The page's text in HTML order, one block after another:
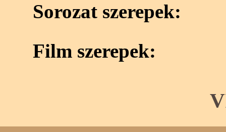
Sorozat szerepek:
Film szerepek: